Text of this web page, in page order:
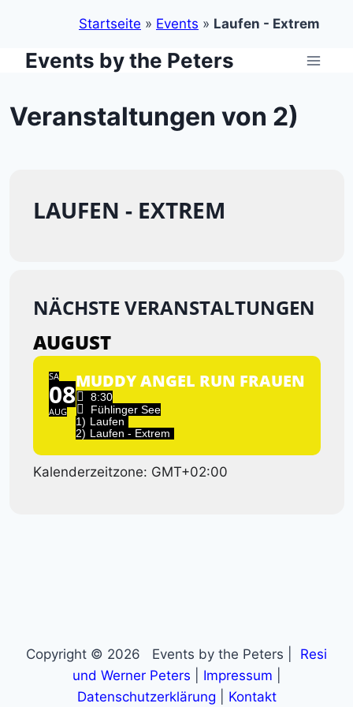
Startseite » Events » Laufen - Extrem
ZumEvents by the Peters
Veranstaltungen von 2)
LAUFEN - EXTREM
NÄCHSTE VERANSTALTUNGEN
AUGUST
SA
08
AUG
MUDDY ANGEL RUN FRAUEN
8:30
Fühlinger See
1) Laufen
2) Laufen - Extrem
Kalenderzeitzone: GMT+02:00
Copyright © 2026 Events by the Peters |
Resi
und Werner Peters
Impressum
Datenschutzerklärung
Kontakt